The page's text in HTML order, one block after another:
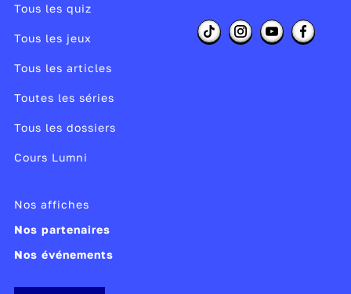
Tous les quiz
Tous les jeux
Tous les articles
Toutes les séries
Tous les dossiers
Cours Lumni
Nos affiches
Nos partenaires
Nos événements